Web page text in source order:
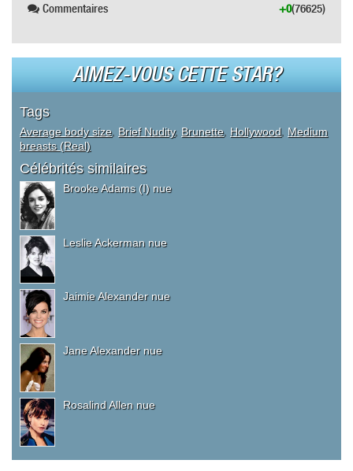
Commentaires (76625)
+0
AIMEZ-VOUS CETTE STAR?
Tags
Average body size, Brief Nudity, Brunette, Hollywood Medium
breasts (Real)
Célébrités similaires
Brooke Adams (I) nue
Leslie Ackerman nue
Jaimie Alexander nue
Jane Alexander nue
Rosalind Allen nue